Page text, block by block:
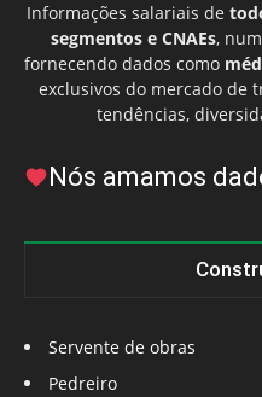
Informações salariais de
segmentos e CNAEs,
fornecendo dados como
exclusivos do mercado de
tendências,
Nós amamos
Servente de obras
Pedreiro